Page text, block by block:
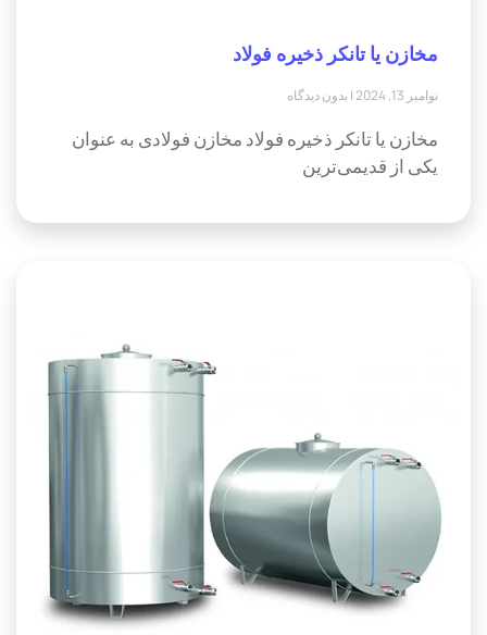
مخازن یا تانکر ذخیره فولاد
نوامبر 13, 2024 بدون دیدگاه
مخازن یا تانکر ذخیره فولاد مخازن فولادی به عنوان
یکی از قدیمی‌ترین